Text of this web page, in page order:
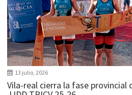
13 julio, 2026
Vila-real cierra la fase provincial